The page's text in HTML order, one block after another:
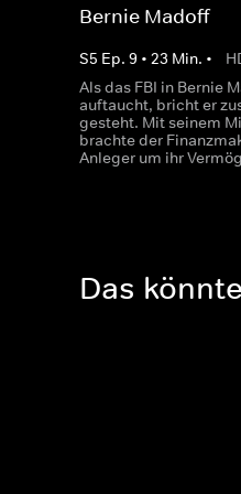
Bernie Madoff
S5 Ep. 9 • 23 Min. •
Als das FBI in Bernie
auftaucht, bricht er
gesteht. Mit seinem
brachte der
Anleger um ihr
Das